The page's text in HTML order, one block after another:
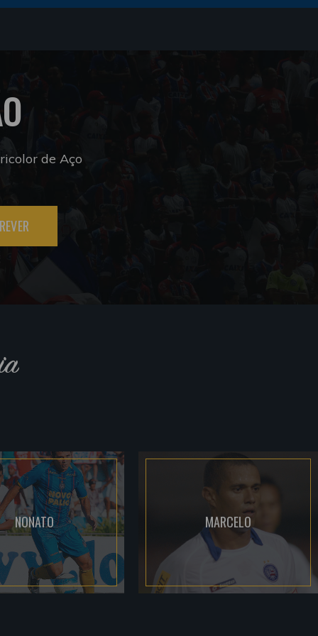
de Aço
NONATO MARCELO